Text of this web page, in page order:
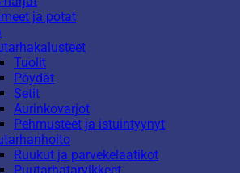
ja potat
Tuolit
Pöydät
Setit
Aurinkovarjot
Pehmusteet ja istuintyynyt
Ruukut ja parvekelaatikot